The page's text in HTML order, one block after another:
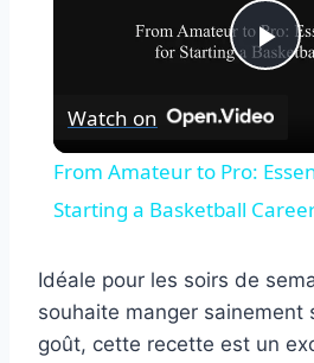
Watch on
From Amateur to Pro:
Starting a Basketball
Idéale pour les soirs de
souhaite manger sainement
goût, cette recette est un